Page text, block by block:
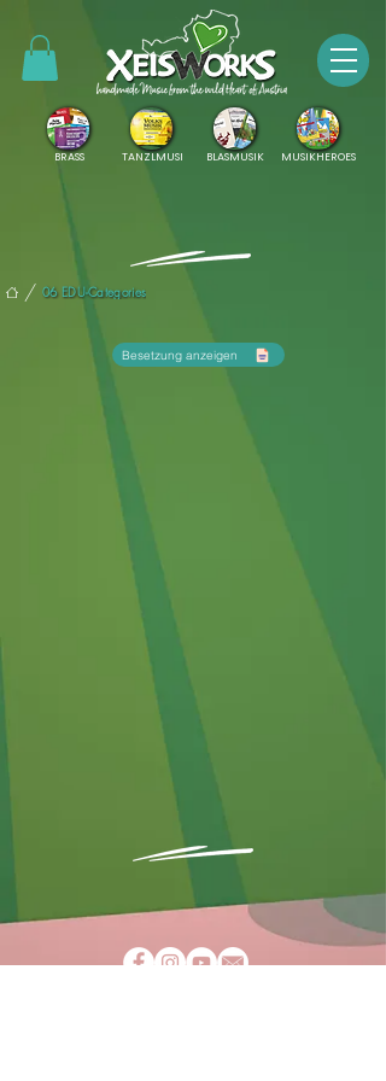
BRASS TANZLMUSI BLASMUSIK MUSIKHEROES
/ 06 EDU-Categories
Besetzung anzeigen